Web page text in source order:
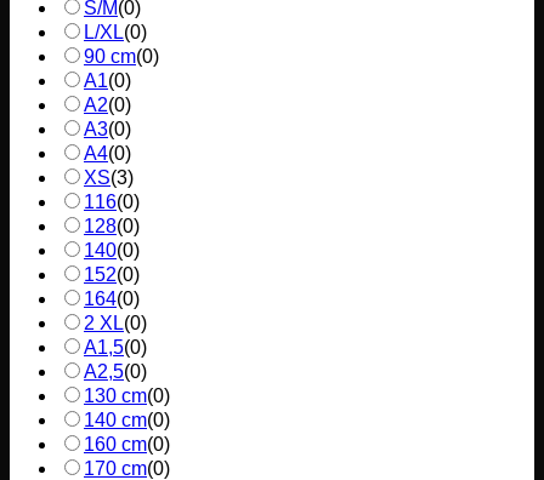
S/M(0)
L/XL(0)
90 cm(0)
A1(0)
A2(0)
A3(0)
A4(0)
XS(3)
116(0)
128(0)
140(0)
152(0)
164(0)
2 XL(0)
A1,5(0)
A2,5(0)
130 cm(0)
140 cm(0)
160 cm(0)
170 cm(0)